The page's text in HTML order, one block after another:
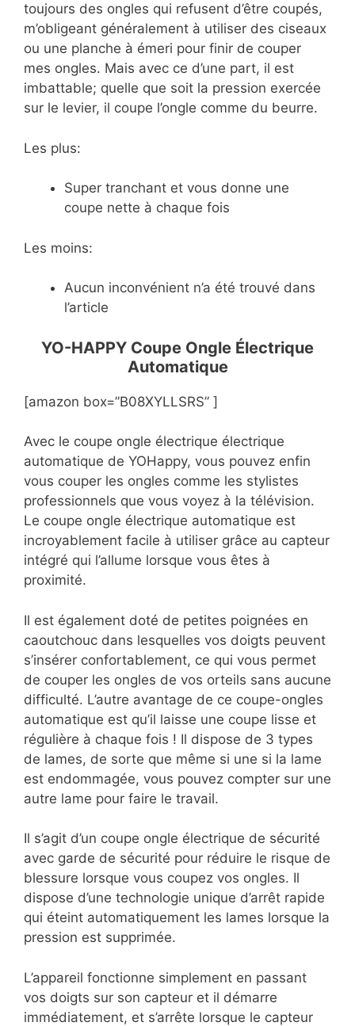
toujours des ongles qui refusent d’être coupés,
m’obligeant généralement à utiliser des ciseaux
ou une planche à émeri pour finir de couper
mes ongles. Mais avec ce d’une part, il est
imbattable; quelle que soit la pression exercée
sur le levier, il coupe l’ongle comme du beurre.
Les plus:
Super tranchant et vous donne une
coupe nette à chaque fois
Les moins:
Aucun inconvénient n’a été trouvé dans
l’article
YO-HAPPY Coupe Ongle Électrique
Automatique
[amazon box=”B08XYLLSRS” ]
Avec le coupe ongle électrique électrique
automatique de YOHappy, vous pouvez enfin
vous couper les ongles comme les stylistes
professionnels que vous voyez à la télévision.
Le coupe ongle électrique automatique est
incroyablement facile à utiliser grâce au capteur
intégré qui l’allume lorsque vous êtes à
proximité.
Il est également doté de petites poignées en
caoutchouc dans lesquelles vos doigts peuvent
s’insérer confortablement, ce qui vous permet
de couper les ongles de vos orteils sans aucune
difficulté. L’autre avantage de ce coupe-ongles
automatique est qu’il laisse une coupe lisse et
régulière à chaque fois ! Il dispose de 3 types
de lames, de sorte que même si une si la lame
est endommagée, vous pouvez compter sur une
autre lame pour faire le travail.
Il s’agit d’un coupe ongle électrique de sécurité
avec garde de sécurité pour réduire le risque de
blessure lorsque vous coupez vos ongles. Il
dispose d’une technologie unique d’arrêt rapide
qui éteint automatiquement les lames lorsque la
pression est supprimée.
L’appareil fonctionne simplement en passant
vos doigts sur son capteur et il démarre
immédiatement, et s’arrête lorsque le capteur